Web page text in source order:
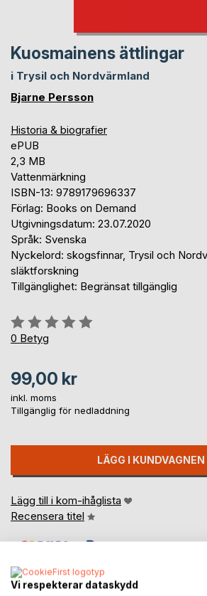
Kuosmainens ättlingar
i Trysil och Nordvärmland
Bjarne Persson
Historia & biografier
ePUB
2,3 MB
Vattenmärkning
ISBN-13: 9789179696337
Förlag: Books on Demand
Utgivningsdatum: 23.07.2020
Språk: Svenska
Nyckelord: skogsfinnar, Trysil och
släktforskning
Tillgänglighet: Begränsat tillgänglig
Betyg::
0%
0 Betyg
99,00 kr
inkl. moms
Tillgänglig för nedladdning
LÄGG I KUNDVAGNEN
Lägg till i kom-ihåglista
Recensera titel
Vi respekterar dataskydd